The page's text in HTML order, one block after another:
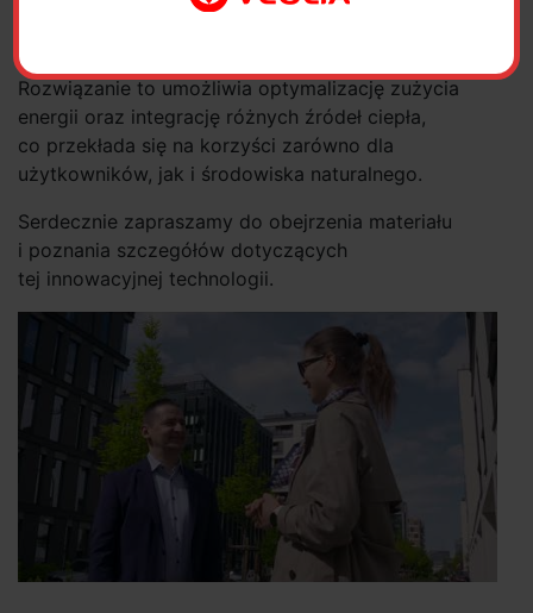
i zrównoważonego zarządzania ciepłem.
Rozwiązanie to umożliwia optymalizację zużycia
energii oraz integrację różnych źródeł ciepła,
co przekłada się na korzyści zarówno dla
użytkowników, jak i środowiska naturalnego.
Serdecznie zapraszamy do obejrzenia materiału
i poznania szczegółów dotyczących
tej innowacyjnej technologii.